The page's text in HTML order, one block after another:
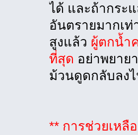
ได้ และถ้ากระ
อันตรายมากเ
สูงแล้ว ผู้ตกน้ำ
ที่สุด อย่าพยาย
ม้วนดูดกลับลง
** การช่วยเหลื